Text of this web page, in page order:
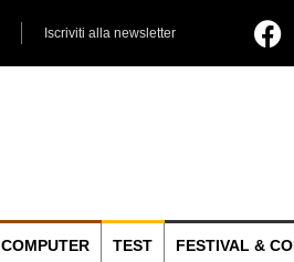
Iscriviti alla newsletter
COMPUTER TEST FESTIVAL &